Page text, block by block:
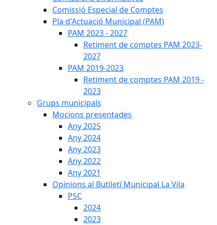
Comissió Especial de Comptes
Pla d'Actuació Municipal (PAM)
PAM 2023 - 2027
Retiment de comptes PAM 2023-
2027
PAM 2019-2023
Retiment de comptes PAM 2019 -
2023
Grups municipals
Mocions presentades
Any 2025
Any 2024
Any 2023
Any 2022
Any 2021
Opinions al Butlletí Municipal La Vila
PSC
2024
2023